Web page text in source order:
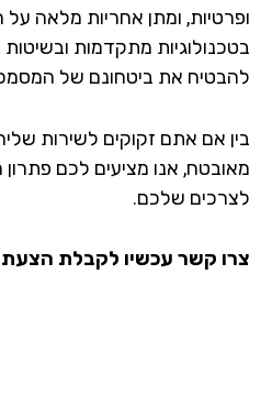
ומתן אחריות מלאה על
מתקדמות ובשיטות
את ביטחונם של המסמכים
אם אתם זקוקים לשירות שליחות
אנו מציעים לכם פתרון
שלכם.
קשר עכשיו לקבלת הצעת